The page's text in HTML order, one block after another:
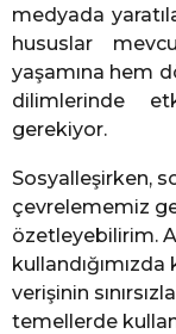
medyada
hususlar
yaşamına hem
dilimlerinde
gerekiyor.
Sosyalleşirken,
çevrelememiz
özetleyebilirim.
verişinin
temellerde